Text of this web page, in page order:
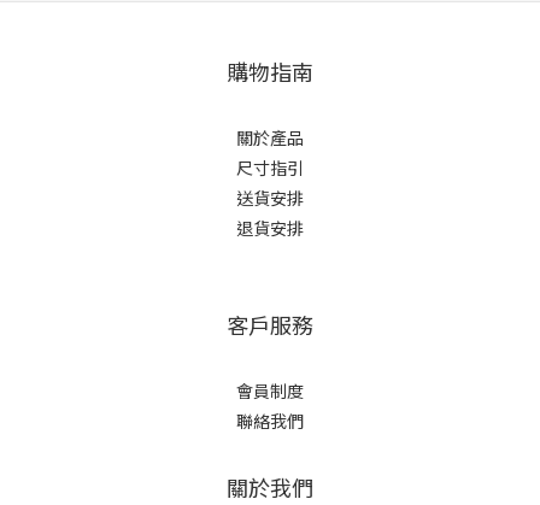
購物指南
關於產品
尺寸指引
送貨安排
退貨安排
客戶服務
會員制度
聯絡我們
關於我們